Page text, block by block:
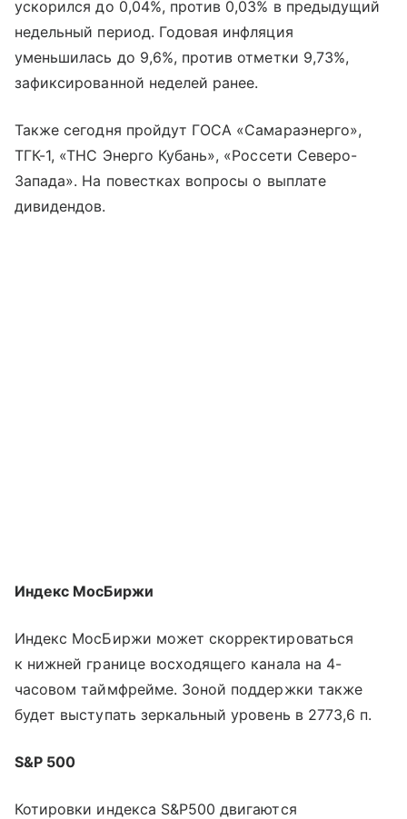
ускорился до 0,04%, против 0,03% в предыдущий
недельный период. Годовая инфляция
уменьшилась до 9,6%, против отметки 9,73%,
зафиксированной неделей ранее.
Также сегодня пройдут ГОСА «Самараэнерго»,
ТГК-1, «ТНС Энерго Кубань», «Россети Северо-
Запада». На повестках вопросы о выплате
дивидендов.
Индекс МосБиржи
Индекс МосБиржи может скорректироваться
к нижней границе восходящего канала на 4-
часовом таймфрейме. Зоной поддержки также
будет выступать зеркальный уровень в 2773,6 п.
S&P 500
Котировки индекса S&P500 двигаются